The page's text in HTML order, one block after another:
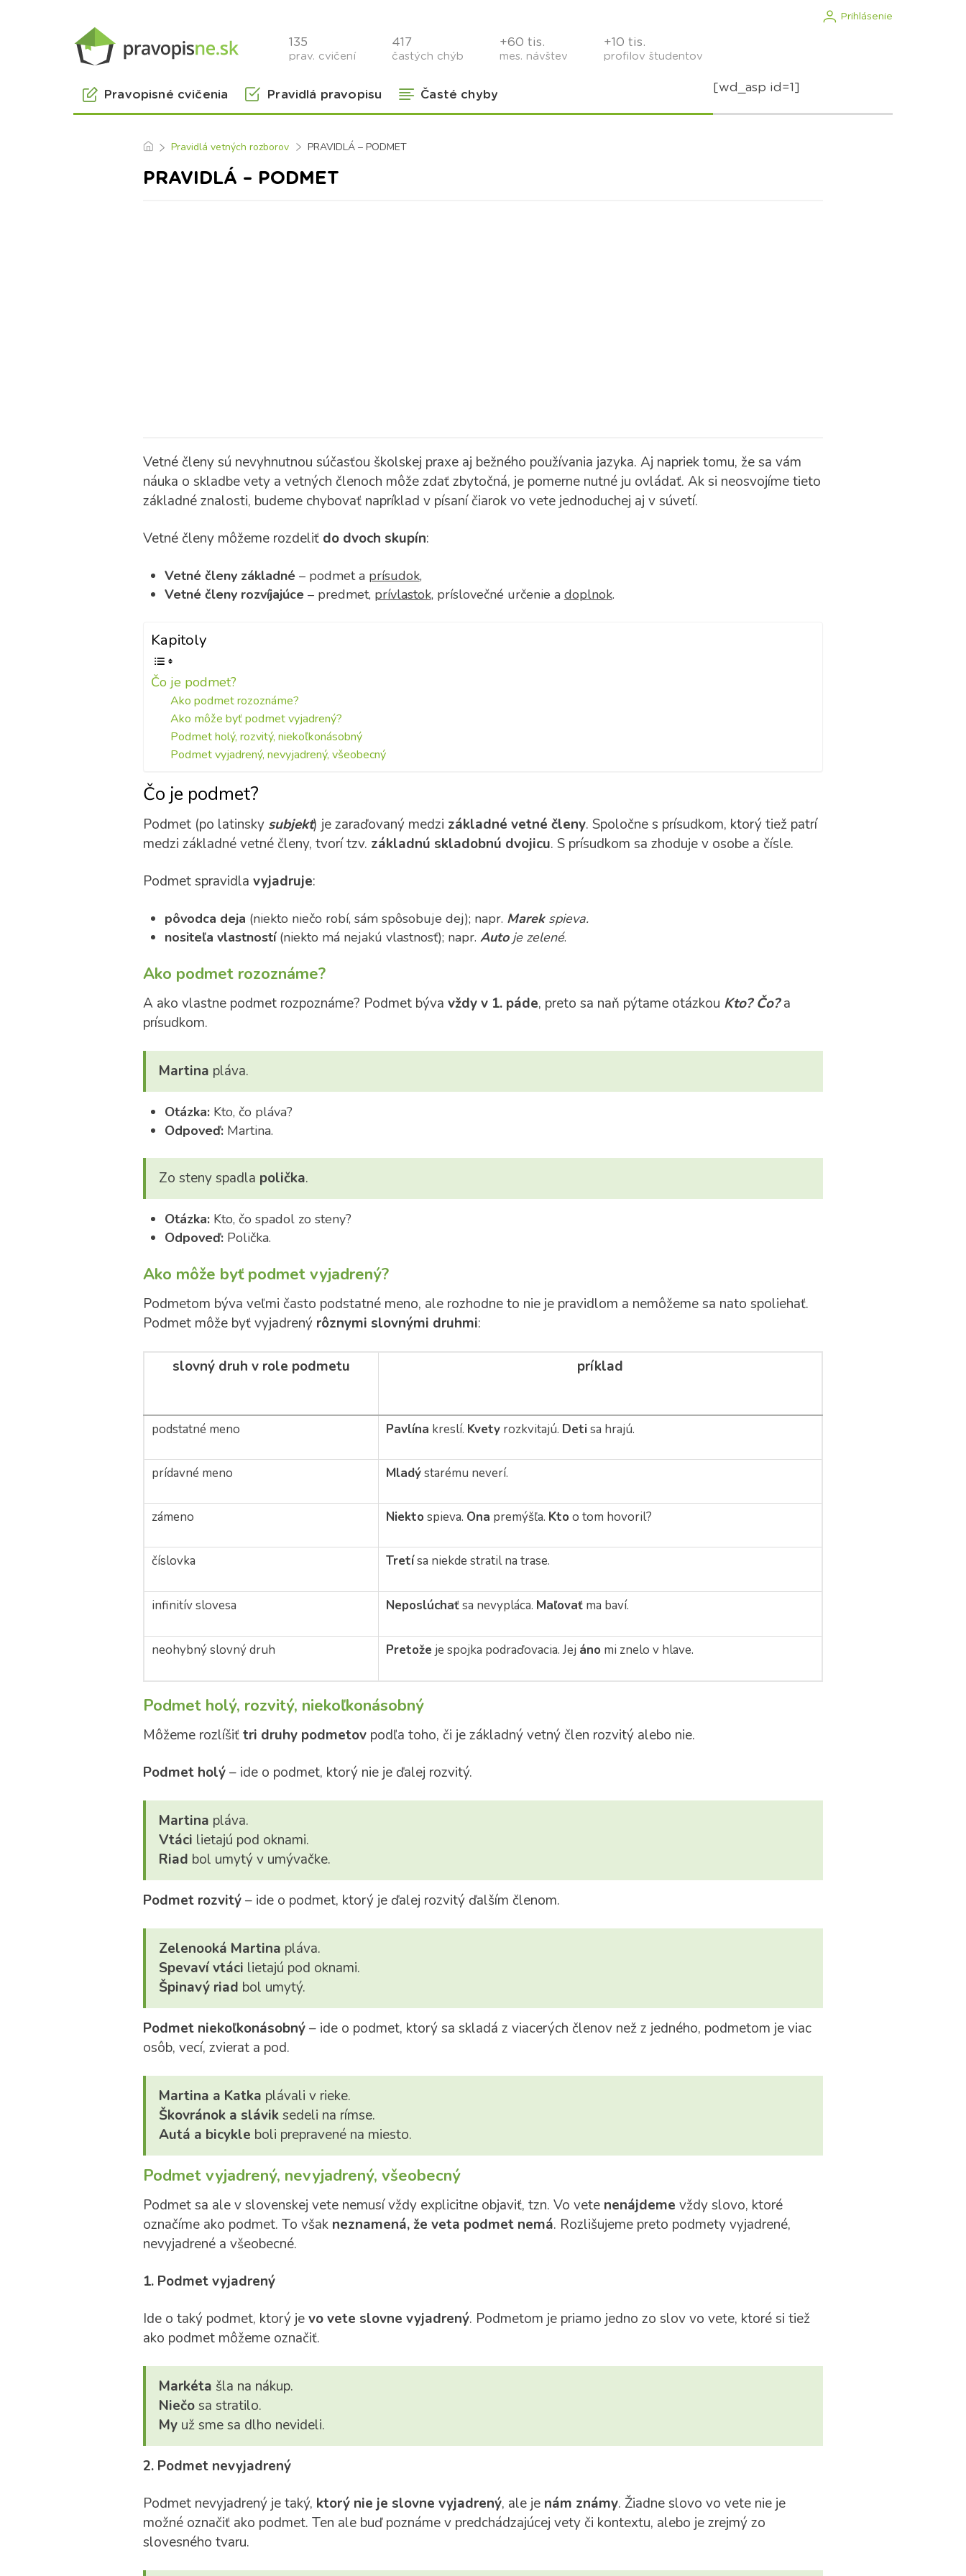
Prihlásenie
135
prav. cvičení
417
častých chýb
+60 tis.
mes. návštev
+10 tis.
profilov študentov
Pravopisné cvičenia Pravidlá pravopisu Časté chyby
[wd_asp id=1]
Pravidlá vetných rozborov PRAVIDLÁ – PODMET
PRAVIDLÁ – PODMET
Vetné členy sú nevyhnutnou súčasťou školskej praxe aj bežného používania jazyka. Aj napriek tomu, že sa vám
náuka o skladbe vety a vetných členoch môže zdať zbytočná, je pomerne nutné ju ovládať. Ak si neosvojíme tieto
základné znalosti, budeme chybovať napríklad v písaní čiarok vo vete jednoduchej aj v súvetí.
Vetné členy môžeme rozdeliť do dvoch skupín:
Vetné členy základné– podmet a prísudok,
Vetné členy rozvíjajúce– predmet, prívlastok, príslovečné určenie a doplnok.
Kapitoly
Čo je podmet?
Ako podmet rozoznáme?
Ako môže byť podmet vyjadrený?
Podmet holý, rozvitý, niekoľkonásobný
Podmet vyjadrený, nevyjadrený, všeobecný
Čo je podmet?
Podmet (po latinsky subjekt) je zaraďovaný medzi základné vetné členy. Spoločne s prísudkom, ktorý tiež patrí
medzi základné vetné členy, tvorí tzv. základnú skladobnú dvojicu. S prísudkom sa zhoduje v osobe a čísle.
Podmet spravidla vyjadruje:
pôvodca deja (niekto niečo robí, sám spôsobuje dej); napr. Marekspieva.
nositeľa vlastností(niekto má nejakú vlastnosť); napr. Autoje zelené.
Ako podmet rozoznáme?
A ako vlastne podmet rozpoznáme? Podmet býva vždy v 1. páde, preto sa naň pýtame otázkou Kto? Čo?a
prísudkom.
Martina pláva.
Otázka:Kto, čo pláva?
Odpoveď:Martina.
Zo steny spadla polička.
Otázka:Kto, čo spadol zo steny?
Odpoveď:Polička.
Ako môže byť podmet vyjadrený?
Podmetom býva veľmi často podstatné meno, ale rozhodne to nie je pravidlom a nemôžeme sa nato spoliehať.
Podmet môže byť vyjadrený rôznymi slovnými druhmi:
slovný druh v role podmetu príklad
podstatné meno Pavlína kreslí. Kvetyrozkvitajú. Detisa hrajú.
prídavné meno Mladýstarému neverí.
zámeno Niekto spieva. Ona premýšľa. Kto o tom hovoril?
číslovka Tretísa niekde stratil na trase.
infinitív slovesa Neposlúchaťsa nevypláca. Maľovaťma baví.
neohybný slovný druh Pretože je spojka podraďovacia. Jej áno mi znelo v hlave.
Podmet holý, rozvitý, niekoľkonásobný
Môžeme rozlíšiťtri druhy podmetovpodľa toho, či je základný vetný člen rozvitý alebo nie.
Podmet holý– ide o podmet, ktorý nie je ďalej rozvitý.
Martina pláva.
Vtáci lietajú pod oknami.
Riad bol umytý v umývačke.
Podmet rozvitý– ide o podmet, ktorý je ďalej rozvitý ďalším členom.
Zelenooká Martina pláva.
Spevaví vtáci lietajú pod oknami.
Špinavý riad bol umytý.
Podmet niekoľkonásobný– ide o podmet, ktorý sa skladá z viacerých členov než z jedného, podmetom je viac
osôb, vecí, zvierat a pod.
Martina a Katka plávali v rieke.
Škovránok a sláviksedeli na rímse.
Autá a bicykle boli prepravené na miesto.
Podmet vyjadrený, nevyjadrený, všeobecný
Podmet sa ale v slovenskej vete nemusí vždy explicitne objaviť, tzn. Vo vete nenájdeme vždy slovo, ktoré
označíme ako podmet. To všakneznamená, že veta podmet nemá. Rozlišujeme preto podmety vyjadrené,
nevyjadrené a všeobecné.
1. Podmet vyjadrený
Ide o taký podmet, ktorý jevo vete slovne vyjadrený. Podmetom je priamo jedno zo slov vo vete, ktoré si tiež
ako podmet môžeme označiť.
Markéta šla na nákup.
Niečosa stratilo.
Myuž sme sa dlho nevideli.
2. Podmet nevyjadrený
Podmet nevyjadrený je taký, ktorý nie je slovne vyjadrený, ale je nám známy. Žiadne slovo vo vete nie je
možné označiť ako podmet. Ten ale buď poznáme v predchádzajúcej vety či kontextu, alebo je zrejmý zo
slovesného tvaru.